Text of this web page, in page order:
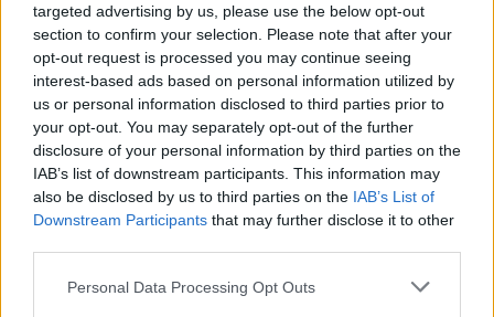
targeted advertising by us, please use the below opt-out
section to confirm your selection. Please note that after your
opt-out request is processed you may continue seeing
interest-based ads based on personal information utilized by
us or personal information disclosed to third parties prior to
your opt-out. You may separately opt-out of the further
disclosure of your personal information by third parties on the
IAB’s list of downstream participants. This information may
also be disclosed by us to third parties on the IAB’s List of
Downstream Participants that may further disclose it to other
Personal Data Processing Opt Outs
animação cultural e divulgação empresarial,
constituindo um dos principais momentos de promoção
do município e da Beira Interior.
Para António Carlos, o crescimento alcançado ao longo
dos últimos anos representa o cumprimento dos
objetivos que traçou quando iniciou o seu percurso no
setor imobiliário. O empresário considera que o
reconhecimento conquistado resulta da proximidade
com a comunidade e da capacidade de apoiar não apenas
locais e projetos de desenvolvimento regional. Segundo
ATUALIDADE
Rio de Janeiro: Governo do Estado
propõe parceria com a FUNCEX para
“reforçar inteligência sobre
comércio exterior”
Ígor Lopes